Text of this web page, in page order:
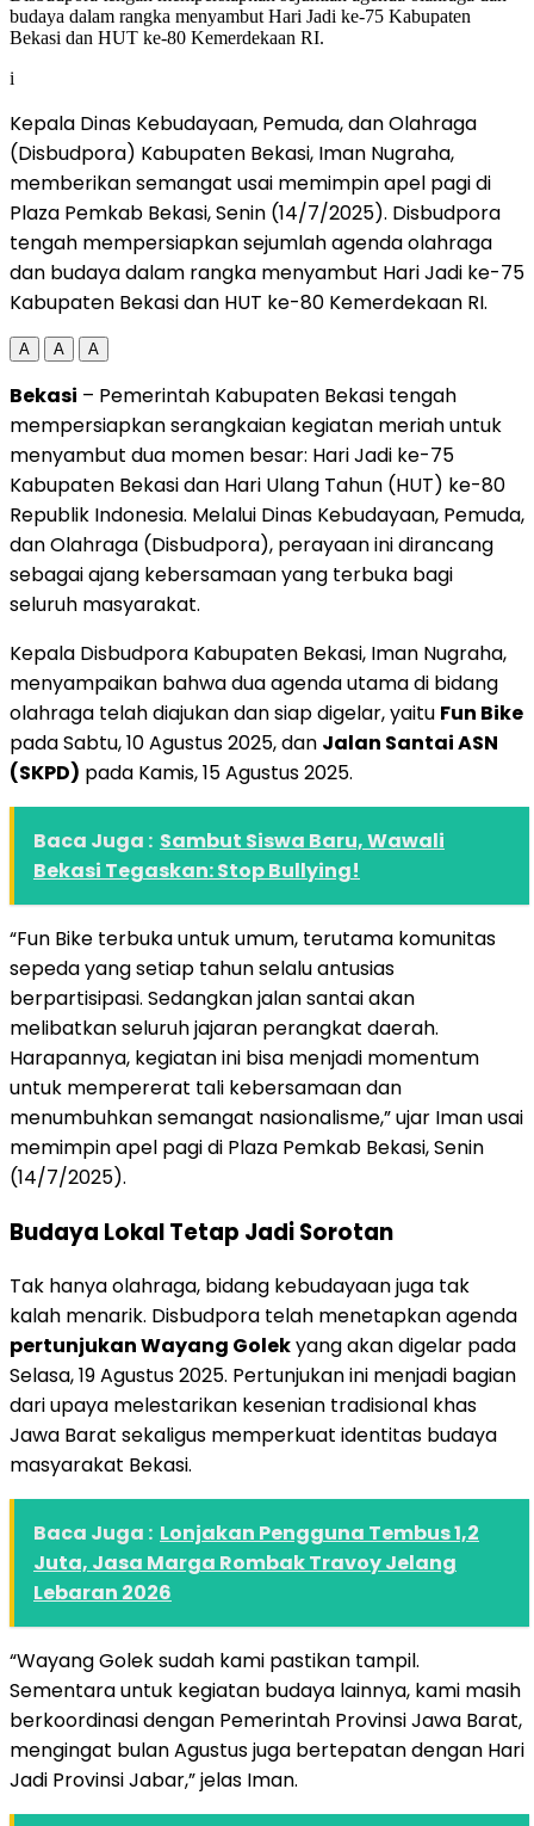
i
Kepala Dinas Kebudayaan, Pemuda, dan Olahraga
(Disbudpora) Kabupaten Bekasi, Iman Nugraha,
memberikan semangat usai memimpin apel pagi di
Plaza Pemkab Bekasi, Senin (14/7/2025). Disbudpora
tengah mempersiapkan sejumlah agenda olahraga
dan budaya dalam rangka menyambut Hari Jadi ke-75
Kabupaten Bekasi dan HUT ke-80 Kemerdekaan RI.
A A A
Bekasi – Pemerintah Kabupaten Bekasi tengah
mempersiapkan serangkaian kegiatan meriah untuk
menyambut dua momen besar: Hari Jadi ke-75
Kabupaten Bekasi dan Hari Ulang Tahun (HUT) ke-80
Republik Indonesia. Melalui Dinas Kebudayaan, Pemuda,
dan Olahraga (Disbudpora), perayaan ini dirancang
sebagai ajang kebersamaan yang terbuka bagi
seluruh masyarakat.
Kepala Disbudpora Kabupaten Bekasi, Iman Nugraha,
menyampaikan bahwa dua agenda utama di bidang
olahraga telah diajukan dan siap digelar, yaitu Fun Bike
pada Sabtu, 10 Agustus 2025, dan Jalan Santai ASN
(SKPD) pada Kamis, 15 Agustus 2025.
Baca Juga : Sambut Siswa Baru, Wawali
Bekasi Tegaskan: Stop Bullying!
“Fun Bike terbuka untuk umum, terutama komunitas
sepeda yang setiap tahun selalu antusias
berpartisipasi. Sedangkan jalan santai akan
melibatkan seluruh jajaran perangkat daerah.
Harapannya, kegiatan ini bisa menjadi momentum
untuk mempererat tali kebersamaan dan
menumbuhkan semangat nasionalisme,” ujar Iman usai
memimpin apel pagi di Plaza Pemkab Bekasi, Senin
(14/7/2025).
Budaya Lokal Tetap Jadi Sorotan
Tak hanya olahraga, bidang kebudayaan juga tak
kalah menarik. Disbudpora telah menetapkan agenda
pertunjukan Wayang Golekyang akan digelar pada
Selasa, 19 Agustus 2025. Pertunjukan ini menjadi bagian
dari upaya melestarikan kesenian tradisional khas
Jawa Barat sekaligus memperkuat identitas budaya
masyarakat Bekasi.
Baca Juga : Lonjakan Pengguna Tembus 1,2
Juta, Jasa Marga Rombak Travoy Jelang
Lebaran 2026
“Wayang Golek sudah kami pastikan tampil.
Sementara untuk kegiatan budaya lainnya, kami masih
berkoordinasi dengan Pemerintah Provinsi Jawa Barat,
mengingat bulan Agustus juga bertepatan dengan Hari
Jadi Provinsi Jabar,” jelas Iman.